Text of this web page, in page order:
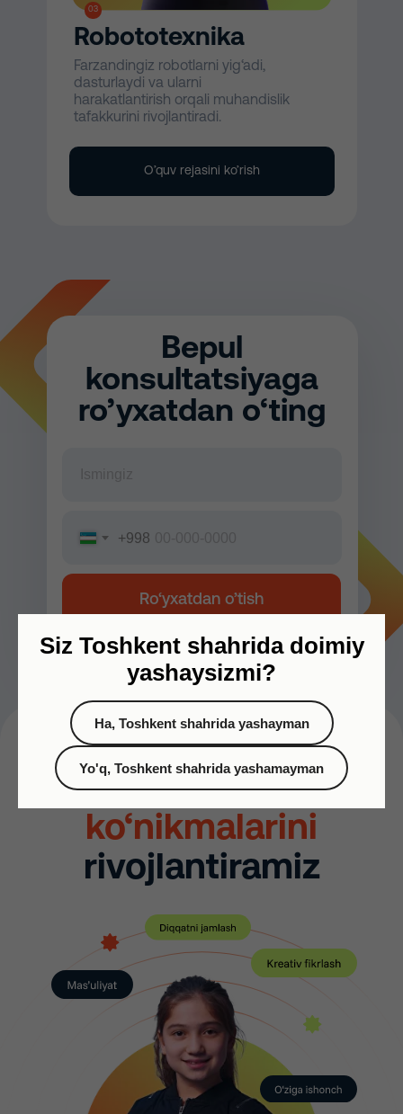
Siz Toshkent shahrida doimiy
yashaysizmi?
Ha, Toshkent shahrida yashayman
Yo'q, Toshkent shahrida yashamayman
Farzandingiz robotlarni yig‘adi,
dasturlaydi va ularni
harakatlantirish orqali muhandislik
tafakkurini rivojlantiradi.
Robototexnika
O’quv rejasini ko’rish
03
Bepul
konsultatsiyaga
ro’yxatdan o‘ting
+998
Ro‘yxatdan o’tish
Farzandingizda
kelajak
ko‘nikmalarini
rivojlantiramiz